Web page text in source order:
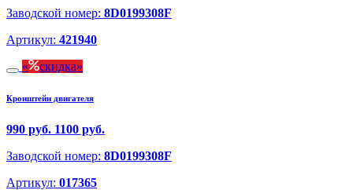
Заводской номер: 8D0199308F
Артикул: 421940
скидка
Кронштейн двигателя
990 руб. 1100 руб.
Заводской номер: 8D0199308F
Артикул: 017365